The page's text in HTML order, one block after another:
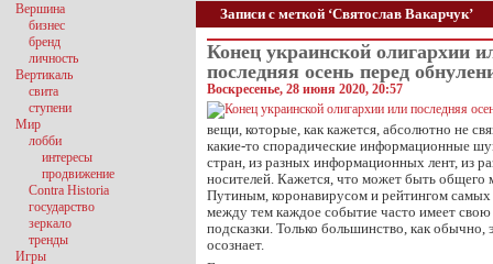
Записи с меткой ‘Святослав Вакарчук’
Конец украинской олигархии
последняя осень перед
Воскресенье, 28 июня 2020, 20:57
вещи, которые, как кажется, абсолютно не
какие-то спорадические информационные
стран, из разных информационных лент, из
носителей. Кажется, что может быть общего
Путиным, коронавирусом и рейтингом
между тем каждое событие часто имеет свою
подсказки. Только большинство, как обычно,
осознает.
Вершина
бизнес
бренд
личность
Вертикаль
свита
ступени
Мир
лобби
интересы
продвижение
Contra Historia
государство
зеркало
тренды
Игры